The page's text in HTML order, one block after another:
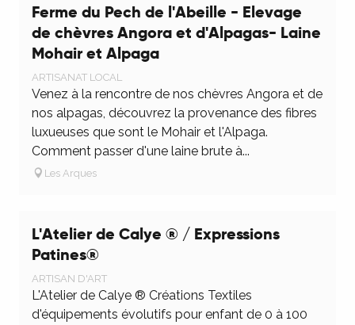
Ferme du Pech de l'Abeille - Elevage
de chèvres Angora et d'Alpagas- Laine
Mohair et Alpaga
ARTISANAT LOCAL
Venez à la rencontre de nos chèvres Angora et de
nos alpagas, découvrez la provenance des fibres
luxueuses que sont le Mohair et l'Alpaga.
Comment passer d'une laine brute à...
Les Arques
L'Atelier de Calye ® / Expressions
Patines®
ARTISAN D'ART
L'Atelier de Calye ® Créations Textiles
d'équipements évolutifs pour enfant de 0 à 100